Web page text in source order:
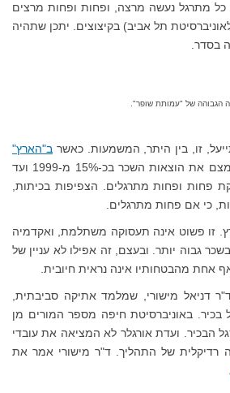
מתרגל נעשה מרצה, ופחות ופחות מרצים
תל אביב) בקיצוצים. יתכן שתהיה
בסדר.
הגבוהה של "עמותת שופר".
זו, בין היתר, המשמעות. כאשר ב"הארץ"
שאוניברסיטת תל אביב הצליחה לצמצם את הוצאות השכר בכ-15% מ-1999 ועד
פחות ופחות מתרגלים. הצפיפות בכיתות,
כי אם פחות מתרגלים.
זו פשוט אינה תעסוקה משתלמת, ואקדמיה
גבוה יותר. ובעצם, זה אפילו לא עניין של
אחת מהבטחותיו אינה נראית חיובית.
דניאל מישורי, שמלמד אתיקה סביבתית,
בכיר. באוניברסיטת חיפה מספר המורים מן
הבכיר. ועדת אורגלר לא המציאה את עובדי
רדיקלית של התהליך. ד"ר מישורי אמר את